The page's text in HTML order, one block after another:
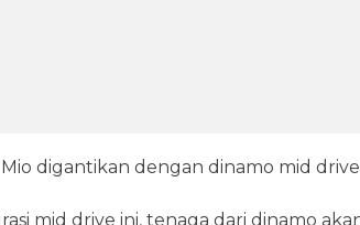
Mio digantikan dengan dinamo mid
mid drive ini, tenaga dari dinamo